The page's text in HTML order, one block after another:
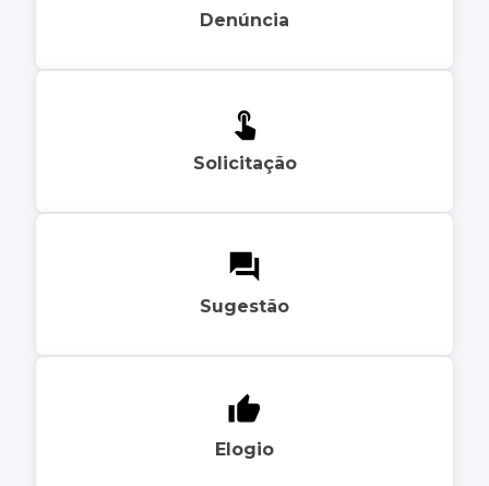
Denúncia
Solicitação
Sugestão
Elogio